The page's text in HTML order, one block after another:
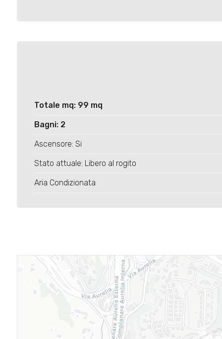
Totale mq: 99 mq
Bagni: 2
Ascensore: Si
Stato attuale: Libero al rogito
Aria Condizionata